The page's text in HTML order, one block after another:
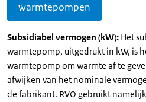
warmtepompen
Subsidiabel vermogen (kW): Het
warmtepomp, uitgedrukt in kW, is
warmtepomp om warmte af te
afwijken van het nominale
de fabrikant. RVO gebruikt